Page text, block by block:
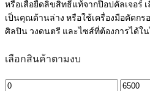
หรือเสื้อยืดลิขสิทธิ์แท้จากป๊อปคัลเจอร์
เป็นคุณด้านล่าง หรือใช้เครื่องมือคัดกร
ศิลปิน วงดนตรี และไซส์ที่ต้องการได้ใ
เลือกสินค้าตามงบ
ราคา
ราคา